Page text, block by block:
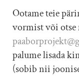
Ootame teie
vormist või
palume lisada
(sobib nii